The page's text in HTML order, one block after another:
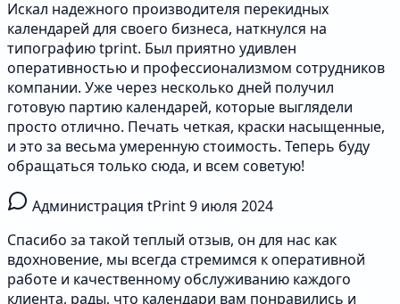
Искал надежного производителя перекидных
календарей для своего бизнеса, наткнулся на
типографию tprint. Был приятно удивлен
оперативностью и профессионализмом сотрудников
компании. Уже через несколько дней получил
готовую партию календарей, которые выглядели
просто отлично. Печать четкая, краски насыщенные,
и это за весьма умеренную стоимость. Теперь буду
обращаться только сюда, и всем советую!
Администрация tPrint9 июля 2024
Спасибо за такой теплый отзыв, он для нас как
вдохновение, мы всегда стремимся к оперативной
работе и качественному обслуживанию каждого
клиента, рады, что календари вам понравились и